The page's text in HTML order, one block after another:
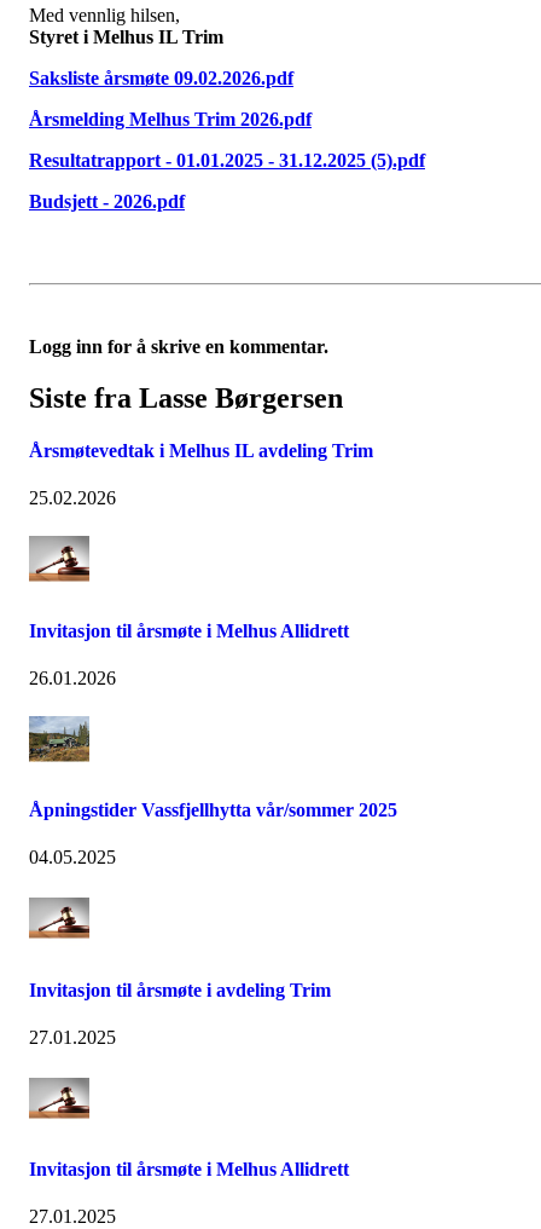
Med vennlig hilsen,
Styret i Melhus IL Trim
Saksliste årsmøte 09.02.2026.pdf
Årsmelding Melhus Trim 2026.pdf
Resultatrapport - 01.01.2025 - 31.12.2025 (5).pdf
Budsjett - 2026.pdf
Logg inn for å skrive en kommentar.
Siste fra Lasse Børgersen
Årsmøtevedtak i Melhus IL avdeling Trim
25.02.2026
Invitasjon til årsmøte i Melhus Allidrett
26.01.2026
Åpningstider Vassfjellhytta vår/sommer 2025
04.05.2025
Invitasjon til årsmøte i avdeling Trim
27.01.2025
Invitasjon til årsmøte i Melhus Allidrett
27.01.2025